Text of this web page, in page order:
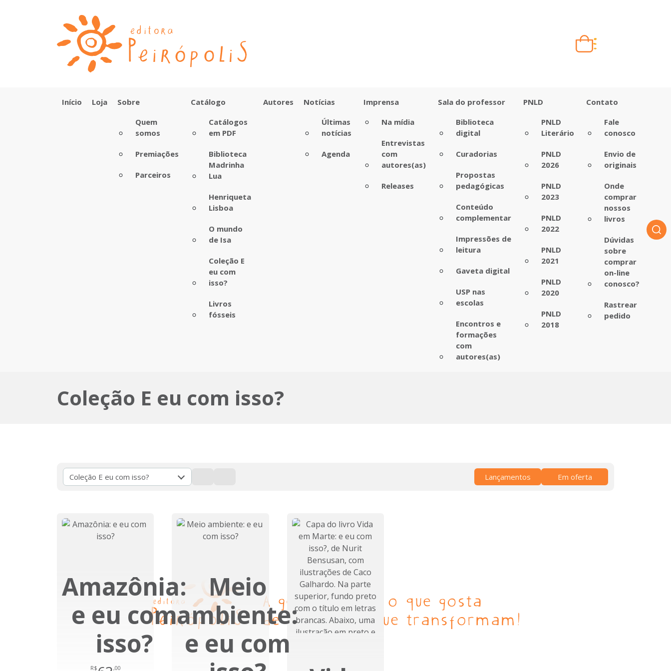
Carrinho vazio
Início Loja
Sobre
Quem
somos
Premiações
Parceiros
Catálogo
Catálogos
em PDF
Biblioteca
Madrinha
Lua
Henriqueta
Lisboa
O mundo
de Isa
Coleção E
eu com
isso?
Livros
fósseis
Autores
Notícias
Últimas
notícias
Agenda
Imprensa
Na mídia
Entrevistas
com
autores(as)
Releases
Sala do professor
Biblioteca
digital
Curadorias
Propostas
pedagógicas
Conteúdo
complementar
Impressões de
leitura
Gaveta digital
USP nas
escolas
Encontros e
formações
com
autores(as)
PNLD
PNLD
Literário
PNLD
2026
PNLD
2023
PNLD
2022
PNLD
2021
PNLD
2020
PNLD
2018
Contato
Fale
conosco
Envio de
originais
Onde
comprar
nossos
livros
Dúvidas
sobre
comprar
on-line
conosco?
Rastrear
pedido
Coleção E eu com isso?
Coleção E eu com isso? Lançamentos Em oferta
Amazônia:
e eu com
isso?
R$ ,00
Meio
ambiente:
e eu com